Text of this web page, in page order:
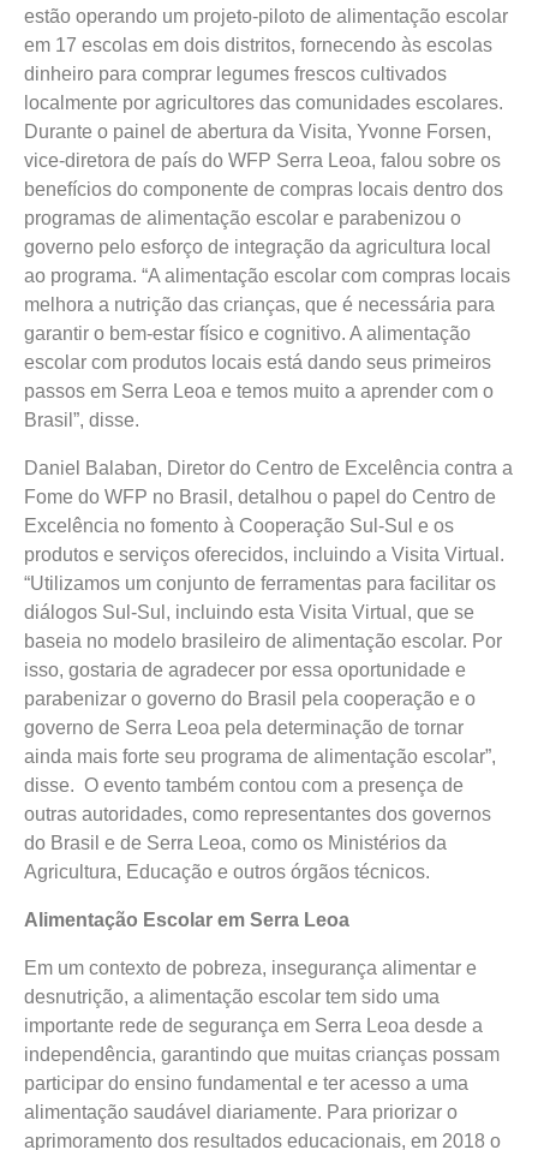
estão operando um projeto-piloto de alimentação escolar
em 17 escolas em dois distritos, fornecendo às escolas
dinheiro para comprar legumes frescos cultivados
localmente por agricultores das comunidades escolares.
Durante o painel de abertura da Visita, Yvonne Forsen,
vice-diretora de país do WFP Serra Leoa, falou sobre os
benefícios do componente de compras locais dentro dos
programas de alimentação escolar e parabenizou o
governo pelo esforço de integração da agricultura local
ao programa. “A alimentação escolar com compras locais
melhora a nutrição das crianças, que é necessária para
garantir o bem-estar físico e cognitivo. A alimentação
escolar com produtos locais está dando seus primeiros
passos em Serra Leoa e temos muito a aprender com o
Brasil”, disse.
Daniel Balaban, Diretor do Centro de Excelência contra a
Fome do WFP no Brasil, detalhou o papel do Centro de
Excelência no fomento à Cooperação Sul-Sul e os
produtos e serviços oferecidos, incluindo a Visita Virtual.
“Utilizamos um conjunto de ferramentas para facilitar os
diálogos Sul-Sul, incluindo esta Visita Virtual, que se
baseia no modelo brasileiro de alimentação escolar. Por
isso, gostaria de agradecer por essa oportunidade e
parabenizar o governo do Brasil pela cooperação e o
governo de Serra Leoa pela determinação de tornar
ainda mais forte seu programa de alimentação escolar”,
disse. O evento também contou com a presença de
outras autoridades, como representantes dos governos
do Brasil e de Serra Leoa, como os Ministérios da
Agricultura, Educação e outros órgãos técnicos.
Alimentação Escolar em Serra Leoa
Em um contexto de pobreza, insegurança alimentar e
desnutrição, a alimentação escolar tem sido uma
importante rede de segurança em Serra Leoa desde a
independência, garantindo que muitas crianças possam
participar do ensino fundamental e ter acesso a uma
alimentação saudável diariamente. Para priorizar o
aprimoramento dos resultados educacionais, em 2018 o